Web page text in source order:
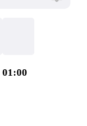
01:00